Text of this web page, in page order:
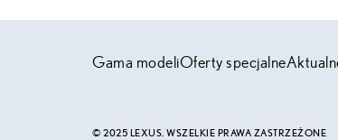
Gama modeliOferty specjalne
© 2025 LEXUS. WSZELKIE PRAWA ZASTRZEŻONE